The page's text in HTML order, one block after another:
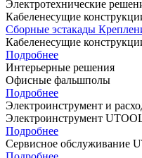
Электротехнические
Кабеленесущие
Сборные эстакады
Кабеленесущие
Подробнее
Интерьерные решения
Офисные фальшполы
Подробнее
Электроинструмент и
Электроинструмент
Подробнее
Сервисное обслуживание